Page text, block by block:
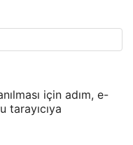
için adım, e-
tarayıcıya